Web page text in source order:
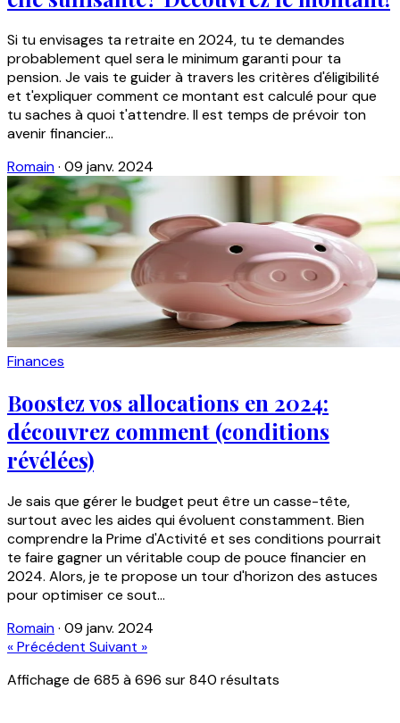
Si tu envisages ta retraite en 2024, tu te demandes
probablement quel sera le minimum garanti pour ta
pension. Je vais te guider à travers les critères d'éligibilité
et t'expliquer comment ce montant est calculé pour que
tu saches à quoi t'attendre. Il est temps de prévoir ton
avenir financier...
Romain· 09 janv. 2024
Finances
Boostez vos allocations en 2024:
découvrez comment (conditions
révélées)
Je sais que gérer le budget peut être un casse-tête,
surtout avec les aides qui évoluent constamment. Bien
comprendre la Prime d'Activité et ses conditions pourrait
te faire gagner un véritable coup de pouce financier en
2024. Alors, je te propose un tour d'horizon des astuces
pour optimiser ce sout...
Romain· 09 janv. 2024
« Précédent Suivant »
Affichage de 685 à696 sur840 résultats